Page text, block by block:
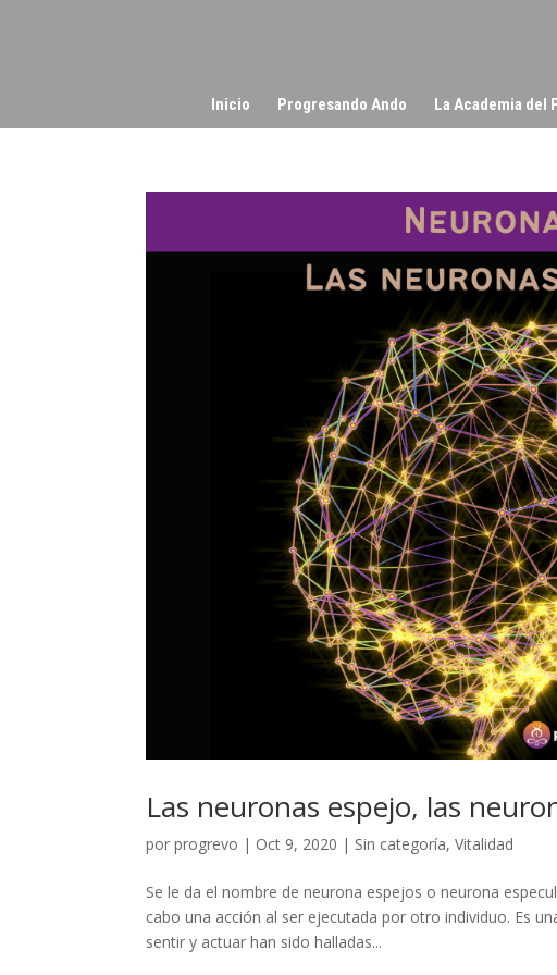
Inicio Progresando Ando La Academia del
Las neuronas espejo, las
porprogrevo | Oct 9, 2020 | Sin categoría,Vitalidad
Se le da el nombre de neurona espejos o neurona
cabo una acción al ser ejecutada por otro individuo. Es
sentir y actuar han sido halladas...